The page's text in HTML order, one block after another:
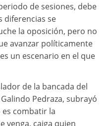
de sesiones, debe
diferencias se
la oposición, pero no
avanzar políticamente
un escenario en el que
de la bancada del
Pedraza, subrayó
combatir la
venga, caiga quien